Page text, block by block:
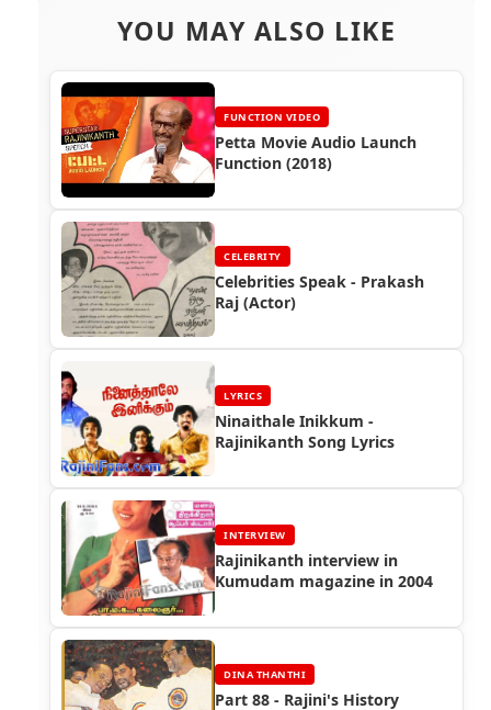
YOU MAY ALSO LIKE
FUNCTION VIDEO
Petta Movie Audio Launch
Function (2018)
CELEBRITY
Celebrities Speak - Prakash
Raj (Actor)
LYRICS
Ninaithale Inikkum -
Rajinikanth Song Lyrics
INTERVIEW
Rajinikanth interview in
Kumudam magazine in 2004
DINA THANTHI
Part 88 - Rajini's History